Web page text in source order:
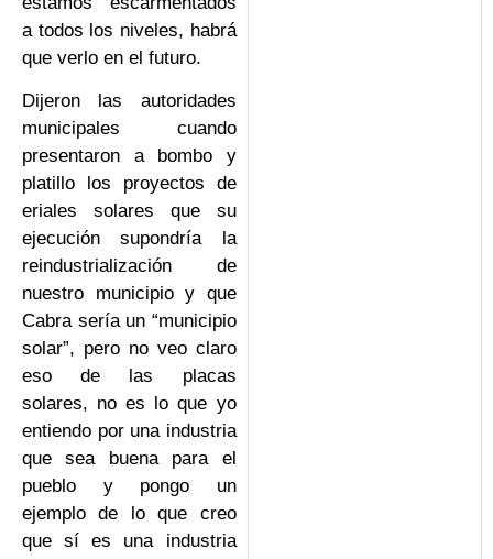
a todos los niveles, habrá
que verlo en el futuro.
Dijeron las autoridades
municipales cuando
presentaron a bombo y
platillo los proyectos de
eriales solares que su
ejecución supondría la
reindustrialización de
nuestro municipio y que
Cabra sería un “municipio
solar”, pero no veo claro
eso de las placas
solares, no es lo que yo
entiendo por una industria
que sea buena para el
pueblo y pongo un
ejemplo de lo que creo
que sí es una industria